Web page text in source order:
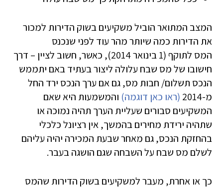
המצב המתואר הוביל משקיעים בשוק הדירות למכור
את הדירות כמה שיותר מהר עוד לפני שנכנס
המס לתוקף (1 בינואר 2014), כאשר, חשוב לציין – דרך
חישובו של מס שבח עלולה ליצור בעתיד באם יתממש
הנכס תשלום/ חבות מס, גם אם ערך הנכס ירד החל
מ-2014
(ראו כאן דוגמה) והמשמעות היא שאם
המשקיעים סבורים שעליית הערך תהיה נמוכה או
שתהיה ירידת מחירים בהמשך, אין רציונל כלכלי
בהחזקת הנכס, גם מאחר שבעת המכירה יהיה עליהם
לשלם מס שבח על השבחה שגם הושגה בעבר.
כך או אחרת, מעבר למשקיעים בשוק הדירות שהמס